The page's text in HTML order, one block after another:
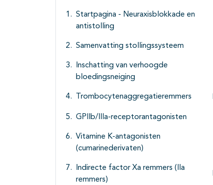
Startpagina - Neuraxisblokkade en
antistolling
Samenvatting stollingssysteem
Inschatting van verhoogde
bloedingsneiging
Trombocytenaggregatieremmers
GPIIb/IIIa-receptorantagonisten
Vitamine K-antagonisten
(cumarinederivaten)
Indirecte factor Xa remmers (IIa
remmers)